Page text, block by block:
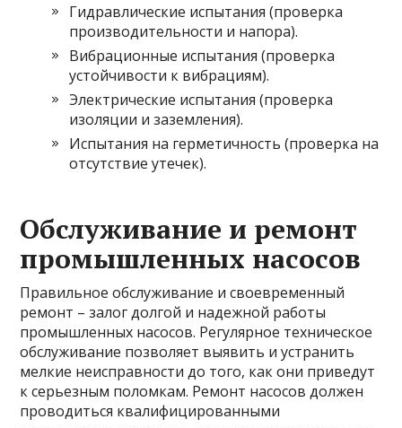
Гидравлические испытания (проверка
производительности и напора).
Вибрационные испытания (проверка
устойчивости к вибрациям).
Электрические испытания (проверка
изоляции и заземления).
Испытания на герметичность (проверка на
отсутствие утечек).
Обслуживание и ремонт
промышленных насосов
Правильное обслуживание и своевременный
ремонт – залог долгой и надежной работы
промышленных насосов. Регулярное техническое
обслуживание позволяет выявить и устранить
мелкие неисправности до того, как они приведут
к серьезным поломкам. Ремонт насосов должен
проводиться квалифицированными